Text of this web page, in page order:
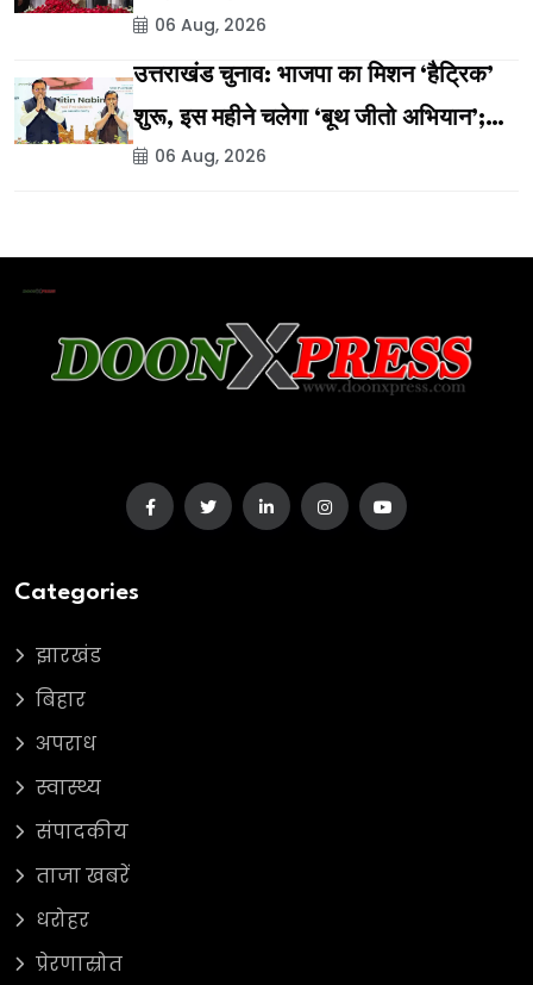
06 Aug, 2026
उत्तराखंड चुनाव: भाजपा का मिशन ‘हैट्रिक’
शुरू, इस महीने चलेगा ‘बूथ जीतो अभियान’;
विकास यात्रा और लखपति दीदी सम्मेलन की
06 Aug, 2026
Categories
झारखंड
बिहार
अपराध
स्वास्थ्य
संपादकीय
ताजा खबरें
धरोहर
प्रेरणास्रोत